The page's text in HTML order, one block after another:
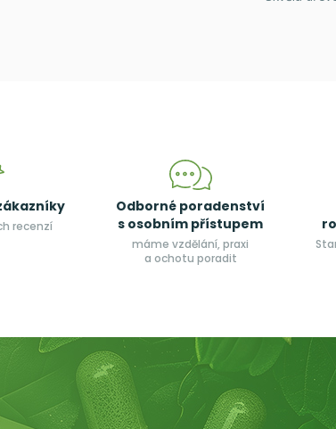
recenzí
Odborné poradenství
s osobním přístupem
máme vzdělání, praxi
a ochotu poradit